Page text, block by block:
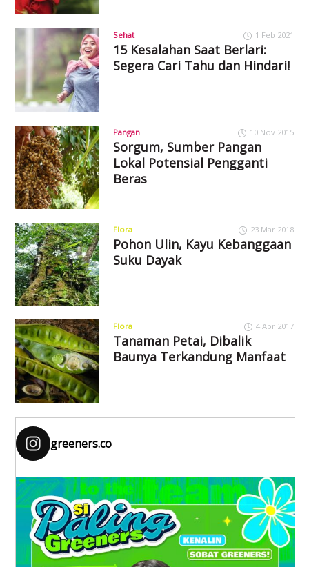
Sehat 1 Feb 2021
15 Kesalahan Saat Berlari:
Segera Cari Tahu dan Hindari!
Pangan 10 Nov 2015
Sorgum, Sumber Pangan
Lokal Potensial Pengganti
Beras
Flora 23 Mar 2018
Pohon Ulin, Kayu Kebanggaan
Suku Dayak
Flora 4 Apr 2017
Tanaman Petai, Dibalik
Baunya Terkandung Manfaat
greeners.co